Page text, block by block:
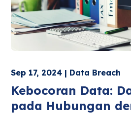
Sep 17, 2024 | Data Breach
Kebocoran Data:
pada Hubungan